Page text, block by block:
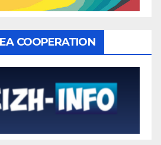
COOPERATION